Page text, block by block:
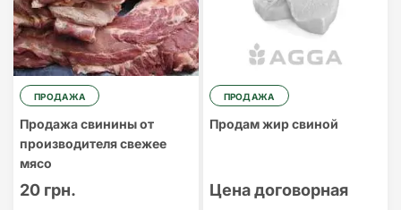
ПРОДАЖА
Продажа свинины от
производителя свежее
мясо
20 грн.
ПРОДАЖА
Продам жир свиной
Цена договорная